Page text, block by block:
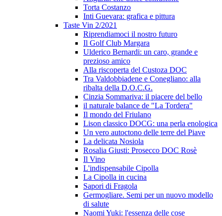
Torta Costanzo
Inti Guevara: grafica e pittura
Taste Vin 2/2021
Riprendiamoci il nostro futuro
Il Golf Club Margara
Ulderico Bernardi: un caro, grande e
prezioso amico
Alla riscoperta del Custoza DOC
Tra Valdobbiadene e Conegliano: alla
ribalta della D.O.C.G.
Cinzia Sommariva: il piacere del bello
il naturale balance de "La Tordera"
Il mondo del Friulano
Lison classico DOCG: una perla enologica
Un vero autoctono delle terre del Piave
La delicata Nosiola
Rosalia Giusti: Prosecco DOC Rosè
Il Vino
L'indispensabile Cipolla
La Cipolla in cucina
Sapori di Fragola
Germogliare. Semi per un nuovo modello
di salute
Naomi Yuki: l'essenza delle cose